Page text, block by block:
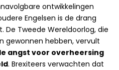
ontwikkelingen
Engelsen is de drang
De Tweede Wereldoorlog, die
gewonnen hebben, vervult
angst voor overheersing
. Brexiteers verwachten dat